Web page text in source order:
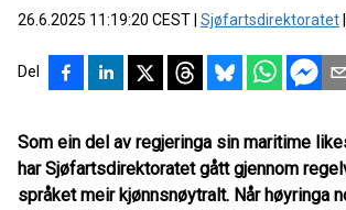
26.6.2025 11:19:20 CEST Sjøfartsdirektoratet
Del
Som ein del av regjeringa sin maritime
har Sjøfartsdirektoratet gått gjennom
språket meir kjønnsnøytralt. Når høyringa